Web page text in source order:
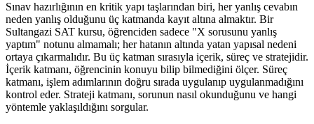
Sınav hazırlığının en kritik yapı taşlarından biri, her yanlış cevabın
neden yanlış olduğunu üç katmanda kayıt altına almaktır. Bir
Sultangazi SAT kursu, öğrenciden sadece "X sorusunu yanlış
yaptım" notunu almamalı; her hatanın altında yatan yapısal nedeni
ortaya çıkarmalıdır. Bu üç katman sırasıyla içerik, süreç ve stratejidir.
İçerik katmanı, öğrencinin konuyu bilip bilmediğini ölçer. Süreç
katmanı, işlem adımlarının doğru sırada uygulanıp uygulanmadığını
kontrol eder. Strateji katmanı, sorunun nasıl okunduğunu ve hangi
yöntemle yaklaşıldığını sorgular.